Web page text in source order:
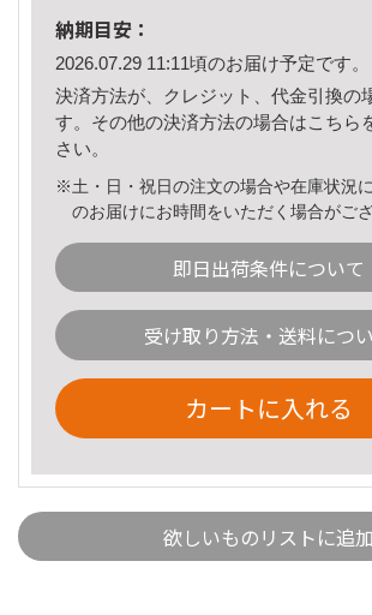
納期目安：
2026.07.29 11:11頃のお届け予定です。
決済方法が、クレジット、代金引換の
す。その他の決済方法の場合はこちら
さい。
※土・日・祝日の注文の場合や在庫状況
のお届けにお時間をいただく場合がござ
即日出荷条件について
受け取り方法・送料につ
カートに入れる
欲しいものリストに追加